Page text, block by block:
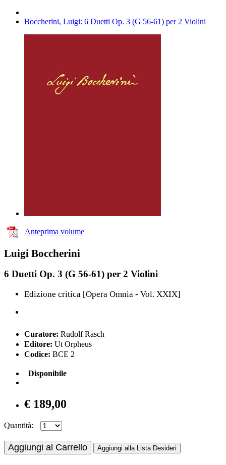
Boccherini, Luigi: 6 Duetti Op. 3 (G 56-61) per 2 Violini
Anteprima volume
Luigi Boccherini
6 Duetti Op. 3 (G 56-61) per 2 Violini
Edizione critica [Opera Omnia - Vol. XXIX]
Curatore: Rudolf Rasch
Editore: Ut Orpheus
Codice: BCE 2
Disponibile
€ 189,00
Quantità:
Aggiungi al Carrello Aggiungi alla Lista Desideri